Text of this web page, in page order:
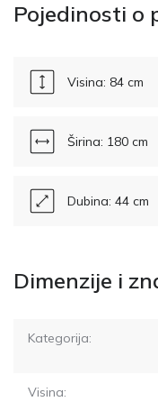
Pojedinosti o
Visina: 84 cm
Širina: 180 cm
Dubina: 44 cm
Dimenzije i
Kategorija:
Visina: